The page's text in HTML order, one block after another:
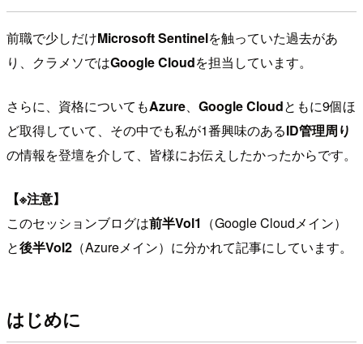
前職で少しだけMicrosoft Sentinelを触っていた過去があ
り、クラメソではGoogle Cloudを担当しています。
さらに、資格についてもAzure、 Google Cloudともに9個ほ
ど取得していて、その中でも私が1番興味のあるID管理周り
の情報を登壇を介して、皆様にお伝えしたかったからです。
【※注意】
このセッションブログは前半Vol1 （Google Cloudメイン）
と後半Vol2 （Azureメイン）に分かれて記事にしています。
はじめに